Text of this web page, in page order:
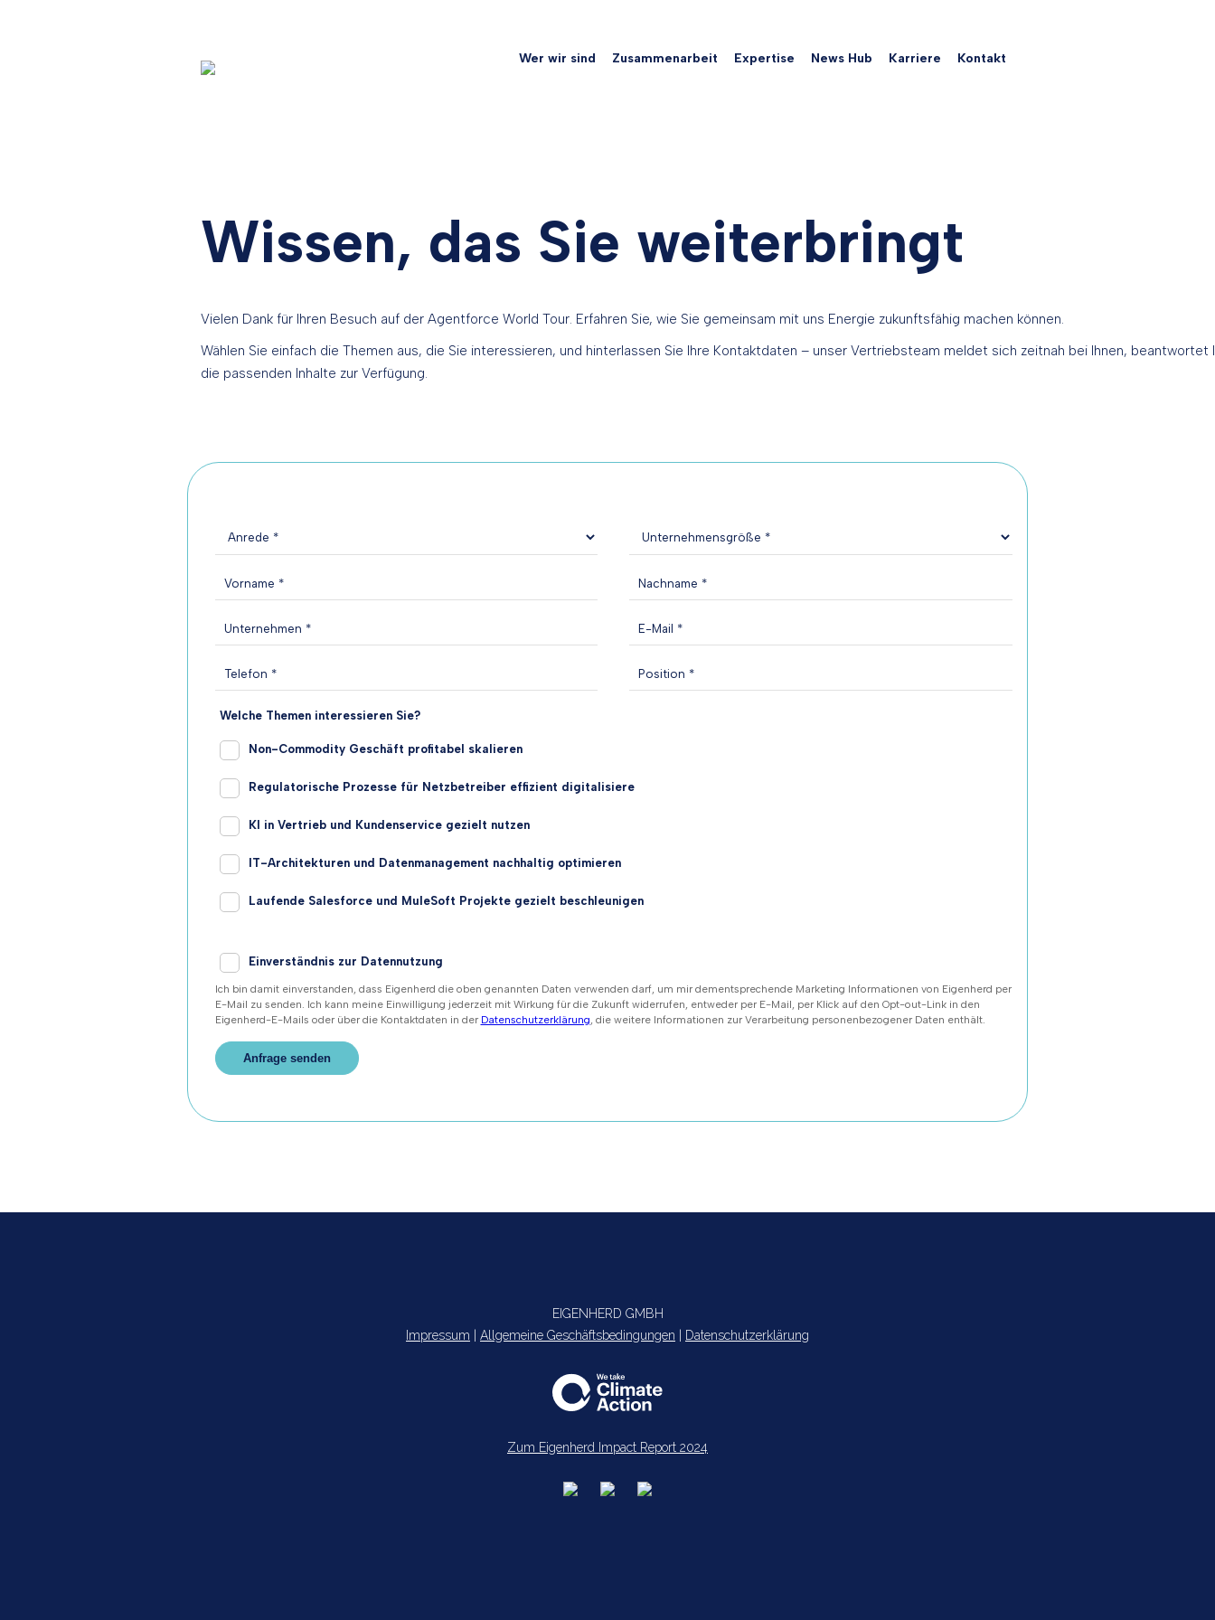
Wer wir sind Zusammenarbeit Expertise News Hub Karriere Kontakt
Wissen, das Sie weiterbringt
Vielen Dank für Ihren Besuch auf der Agentforce World Tour. Erfahren Sie, wie Sie gemeinsam mit uns Energie zukunftsfähig machen können.
Wählen Sie einfach die Themen aus, die Sie interessieren, und hinterlassen Sie Ihre Kontaktdaten – unser Vertriebsteam meldet sich zeitnah bei Ihnen, beantwortet
die passenden Inhalte zur Verfügung.
EIGENHERD GMBH
Impressum
Allgemeine Geschäftsbedingungen Datenschutzerklärung
Zum Eigenherd Impact Report 2024